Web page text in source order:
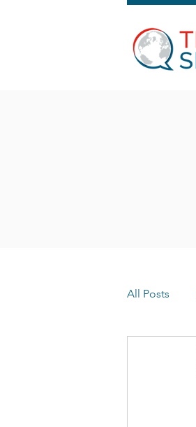
All Posts